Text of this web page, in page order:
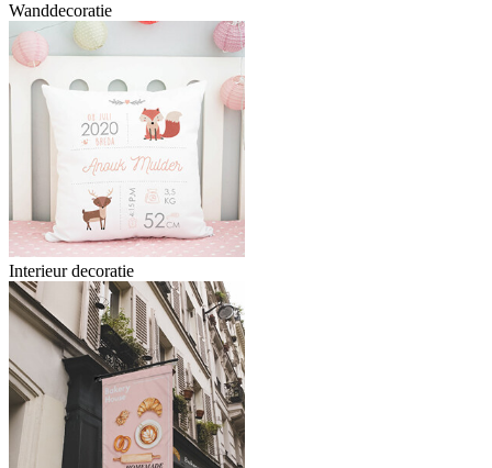
Wanddecoratie
Interieur decoratie